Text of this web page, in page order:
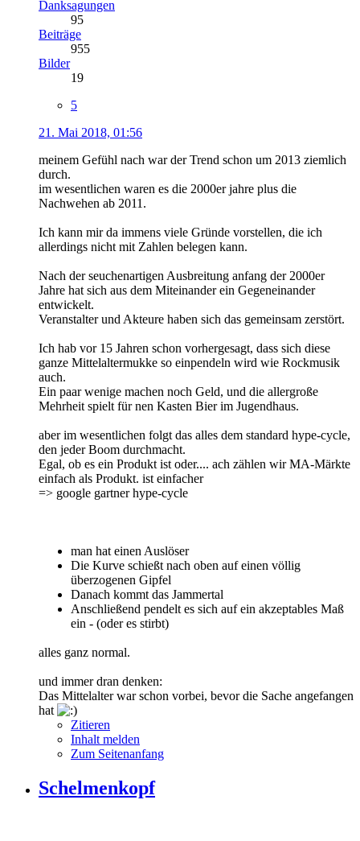
Danksagungen
95
Beiträge
955
Bilder
19
5
21. Mai 2018, 01:56
meinem Gefühl nach war der Trend schon um 2013 ziemlich
durch.
im wesentlichen waren es die 2000er jahre plus die
Nachwehen ab 2011.
Ich kann mir da immens viele Gründe vorstellen, die ich
allerdings nicht mit Zahlen belegen kann.
Nach der seuchenartigen Ausbreitung anfang der 2000er
Jahre hat sich aus dem Miteinander ein Gegeneinander
entwickelt.
Veranstalter und Akteure haben sich das gemeinsam zerstört.
Ich hab vor 15 Jahren schon vorhergesagt, dass sich diese
ganze Mittelaltermukke so einpendeln wird wie Rockmusik
auch.
Ein paar wenige machen noch Geld, und die allergroße
Mehrheit spielt für nen Kasten Bier im Jugendhaus.
aber im wesentlichen folgt das alles dem standard hype-cycle,
den jeder Boom durchmacht.
Egal, ob es ein Produkt ist oder.... ach zählen wir MA-Märkte
einfach als Produkt. ist einfacher
=> google gartner hype-cycle
man hat einen Auslöser
Die Kurve schießt nach oben auf einen völlig
überzogenen Gipfel
Danach kommt das Jammertal
Anschließend pendelt es sich auf ein akzeptables Maß
ein - (oder es stirbt)
alles ganz normal.
und immer dran denken:
Das Mittelalter war schon vorbei, bevor die Sache angefangen
hat
Zitieren
Inhalt melden
Zum Seitenanfang
Schelmenkopf